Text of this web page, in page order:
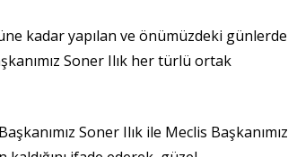
kadar yapılan ve önümüzdeki günlerde
Soner Ilık her türlü ortak
Soner Ilık ile Meclis Başkanımız